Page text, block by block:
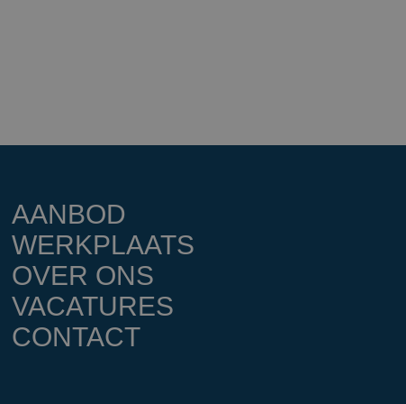
AANBOD
WERKPLAATS
OVER ONS
VACATURES
CONTACT